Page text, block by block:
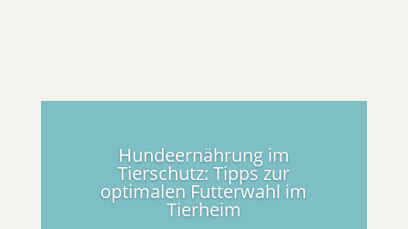
Hundeernährung im
Tierschutz: Tipps zur
optimalen Futterwahl im
Tierheim